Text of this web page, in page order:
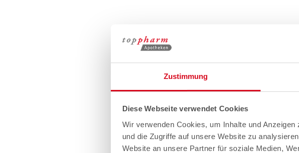
Zustimmung
Diese Webseite verwendet Cookies
Wir verwenden Cookies, um Inhalte und
und die Zugriffe auf unsere Website zu
Website an unsere Partner für soziale Medien,